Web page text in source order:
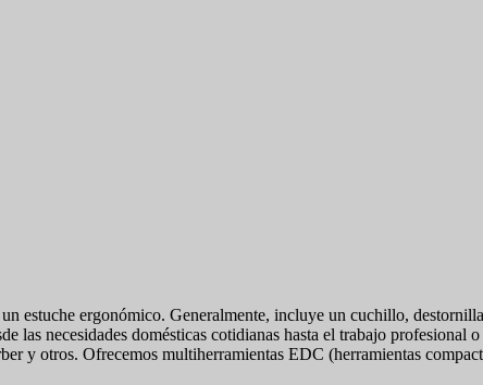
estuche ergonómico. Generalmente, incluye un cuchillo,
las necesidades domésticas cotidianas hasta el trabajo
y otros. Ofrecemos multiherramientas EDC (herramientas